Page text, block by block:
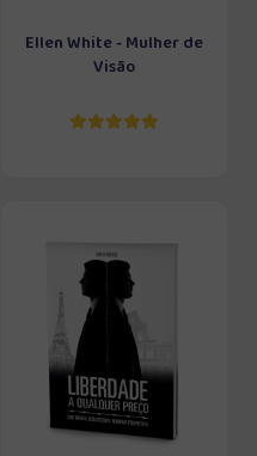
Ellen White - Mulher de
Visão